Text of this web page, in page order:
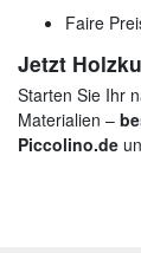
Faire
Jetzt
Starten Sie Ihr
Materialien –
Piccolino.de